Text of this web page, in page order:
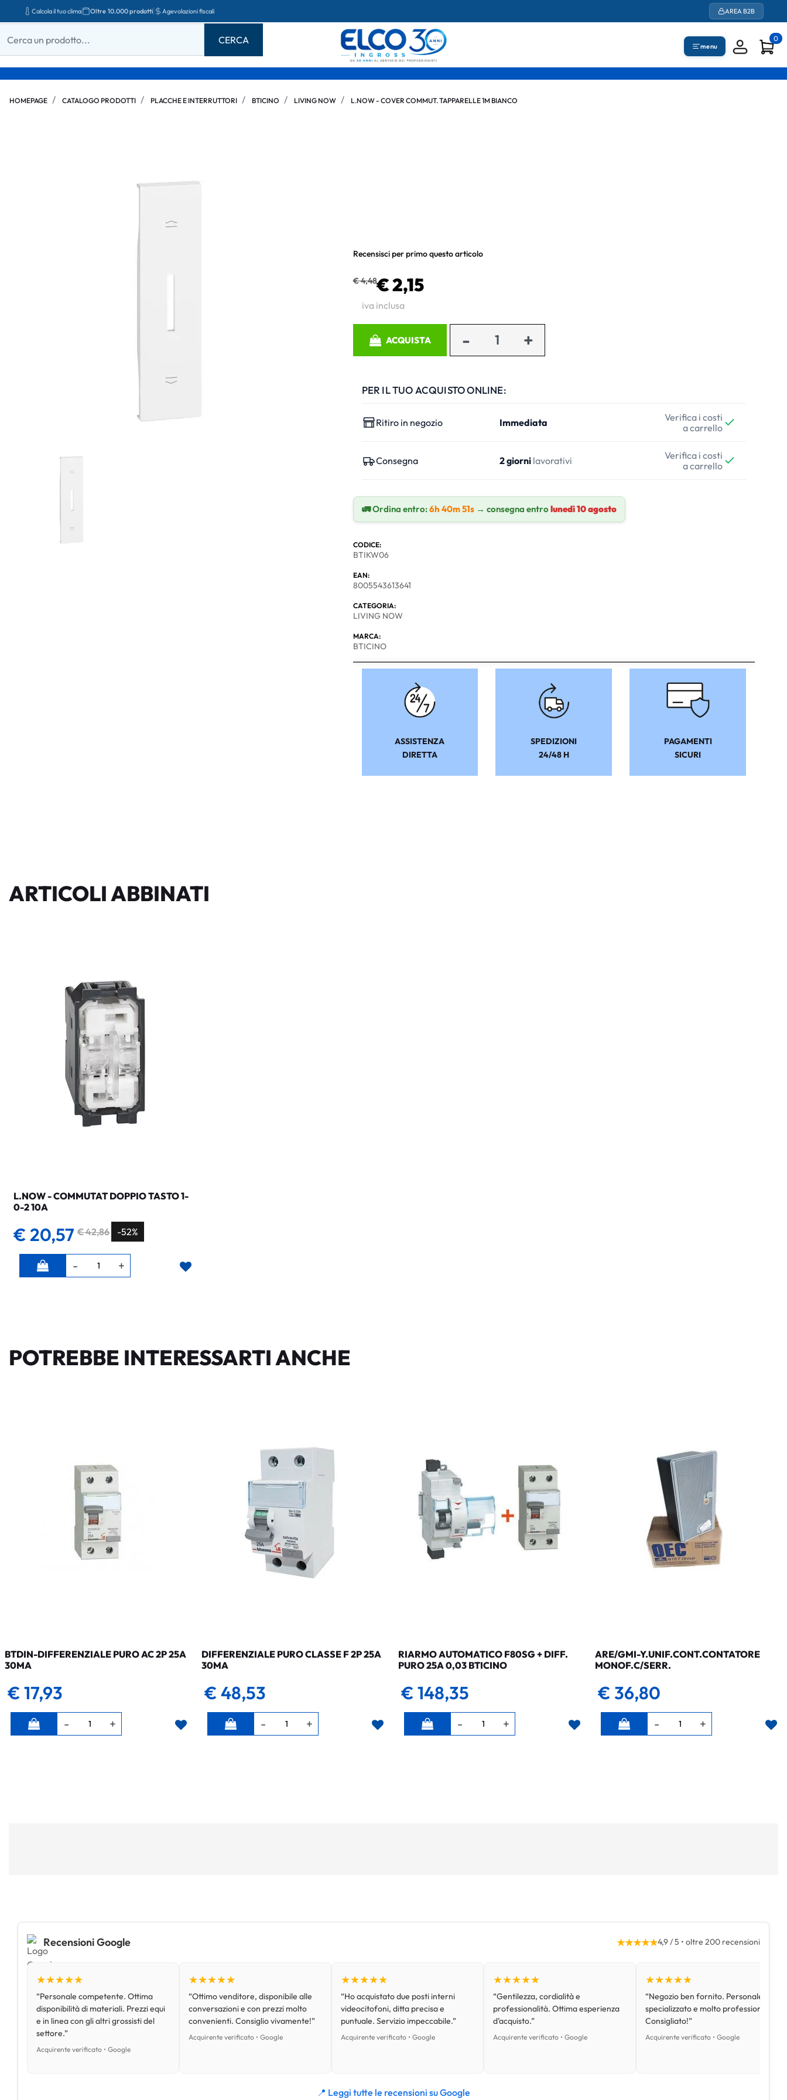
Calcola il tuo clima Oltre 10.000 prodotti Agevolazioni fiscali AREA B2B
menu
0
HOMEPAGE CATALOGO PRODOTTI PLACCHE E INTERRUTTORI BTICINO LIVING NOW L.NOW - COVER COMMUT. TAPPARELLE 1M BIANCO
Recensisci per primo questo articolo
€ 4,48€ 2,15
iva inclusa
ACQUISTA
PER IL TUO ACQUISTO ONLINE:
Ritiro in negozio Immediata
Verifica i costi
a carrello
Consegna 2 giornilavorativi
Verifica i costi
a carrello
🚛 Ordina entro:6h 40m 50s → consegna entrolunedì 10 agosto
CODICE:
BTIKW06
EAN:
8005543613641
CATEGORIA:
LIVING NOW
MARCA:
BTICINO
ASSISTENZA
DIRETTA
SPEDIZIONI
24/48 H
PAGAMENTI
SICURI
ARTICOLI ABBINATI
L.NOW - COMMUTAT DOPPIO TASTO 1-
0-2 10A
€ 42,86 -52%
€ 20,57
Quantità
POTREBBE INTERESSARTI ANCHE
BTDIN-DIFFERENZIALE PURO AC 2P 25A
30MA
€ 17,93
Quantità
DIFFERENZIALE PURO CLASSE F 2P 25A
30MA
€ 48,53
Quantità
RIARMO AUTOMATICO F80SG + DIFF.
PURO 25A 0,03 BTICINO
€ 148,35
Quantità
ARE/GMI-Y.UNIF.CONT.CONTATORE
MONOF.C/SERR.
€ 36,80
Quantità
Recensioni Google ★★★★★4,9 / 5 • oltre 200 recensioni
★★★★★
“Personale competente. Ottima
disponibilità di materiali. Prezzi equi
e in linea con gli altri grossisti del
settore.”
Acquirente verificato • Google
★★★★★
“Ottimo venditore, disponibile alle
conversazioni e con prezzi molto
convenienti. Consiglio vivamente!”
Acquirente verificato • Google
★★★★★
“Ho acquistato due posti interni
videocitofoni, ditta precisa e
puntuale. Servizio impeccabile.”
Acquirente verificato • Google
★★★★★
“Gentilezza, cordialità e
professionalità. Ottima esperienza
d’acquisto.”
Acquirente verificato • Google
★★★★★
“Negozio ben fornito. Personale
specializzato e molto professionale.
Consigliato!”
Acquirente verificato • Google
📍 Leggi tutte le recensioni su Google